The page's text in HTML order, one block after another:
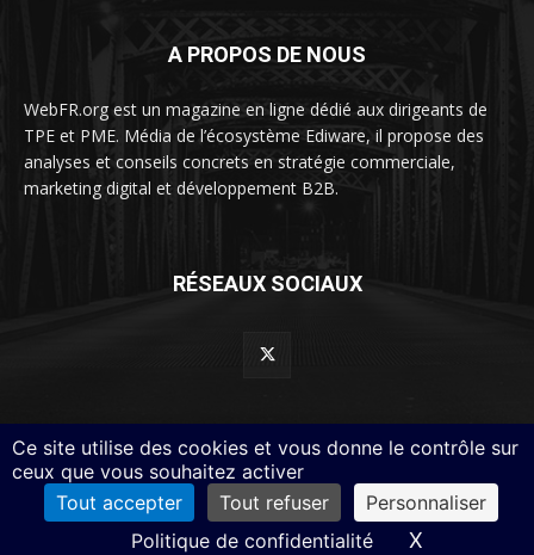
A PROPOS DE NOUS
WebFR.org est un magazine en ligne dédié aux dirigeants de
TPE et PME. Média de l’écosystème Ediware, il propose des
analyses et conseils concrets en stratégie commerciale,
marketing digital et développement B2B.
RÉSEAUX SOCIAUX
© Webfr.org
À propos Politique de confidentialité
Mentions légales
Contactez-nous
Ce site utilise des cookies et vous donne le contrôle sur
ceux que vous souhaitez activer
Tout accepter
Tout refuser
Personnaliser
Politique de confidentialité
X